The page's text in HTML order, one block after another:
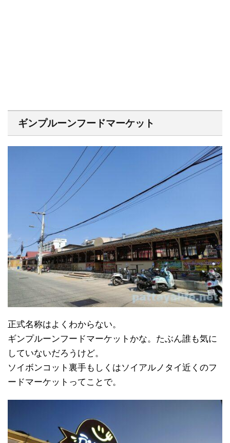
ギンプルーンフードマーケット
正式名称はよくわからない。
ギンプルーンフードマーケットかな。たぶん誰も気に
していないだろうけど。
ソイボンコット裏手もしくはソイアルノタイ近くのフ
ードマーケットってことで。